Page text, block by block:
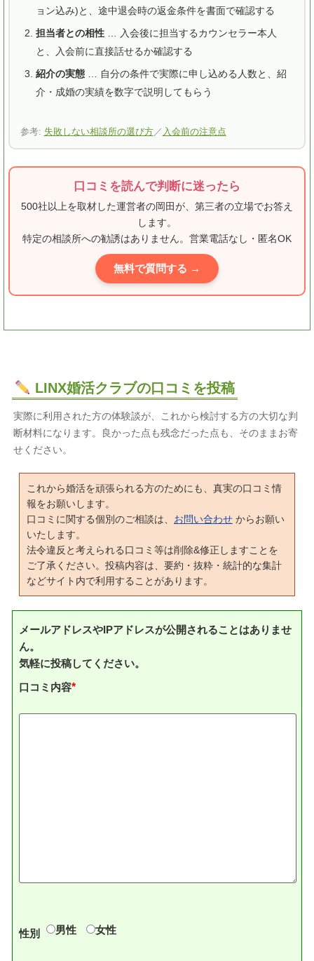
ョン込み)と、途中退会時の返金条件を書面で確認する
担当者との相性… 入会後に担当するカウンセラー本人
と、入会前に直接話せるか確認する
紹介の実態… 自分の条件で実際に申し込める人数と、紹
介・成婚の実績を数字で説明してもらう
参考: 失敗しない相談所の選び方／ 入会前の注意点
口コミを読んで判断に迷ったら
500社以上を取材した運営者の岡田が、第三者の立場でお答え
します。
特定の相談所への勧誘はありません。営業電話なし・匿名OK
無料で質問する →
LINX婚活クラブの口コミを投稿
実際に利用された方の体験談が、これから検討する方の大切な判
断材料になります。良かった点も残念だった点も、そのままお寄
せください。
これから婚活を頑張られる方のためにも、真実の口コミ情
報をお願いします。
口コミに関する個別のご相談は、 お問い合わせ からお願い
いたします。
法令違反と考えられる口コミ等は削除&修正しますことを
ご了承ください。投稿内容は、要約・抜粋・統計的な集計
などサイト内で利用することがあります。
メールアドレスやIPアドレスが公開されることはありませ
ん。
気軽に投稿してください。
口コミ内容*
性別 男性 女性